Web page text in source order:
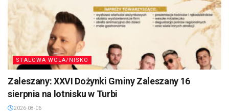
STALOWA WOLA/NISKO
Zaleszany: XXVI Dożynki Gminy Zaleszany 16
sierpnia na lotnisku w Turbi
2026-08-06